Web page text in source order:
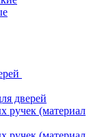
дверей
ручек (материал